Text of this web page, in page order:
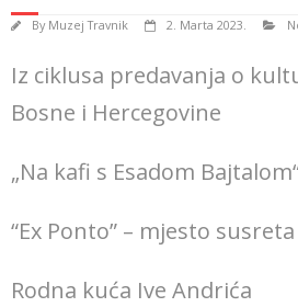
By Muzej Travnik 2. Marta 2023.
Iz ciklusa predavanja o
Bosne i Hercegovine
„Na kafi s Esadom
“Ex Ponto” – mjesto susreta
Rodna kuća Ive Andrića